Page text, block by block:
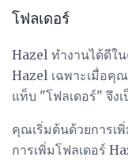
โฟลเดอร์
Hazel ทำงานได้ดีใ
Hazel เฉพาะเมื่อคุ
แท็บ "โฟลเดอร์" จึง
คุณเริ่มต้นด้วยการเ
การเพิ่มโฟลเดอร์